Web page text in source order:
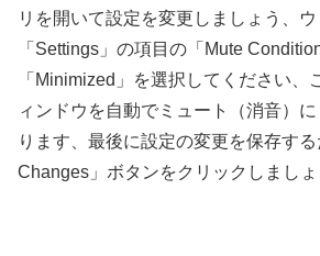
リを開いて設定を変更しましょう、
「Settings」の項目の「Mute
「Minimized」を選択してください、
ィンドウを自動でミュート（消音）
ります、最後に設定の変更を保存す
Changes」ボタンをクリックしましょ